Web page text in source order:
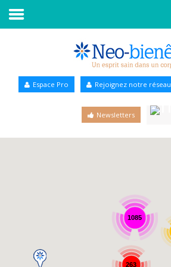
Annuaire Bien-être
Espace Pro Rejoignez notre réseau
Newsletters
1085
263